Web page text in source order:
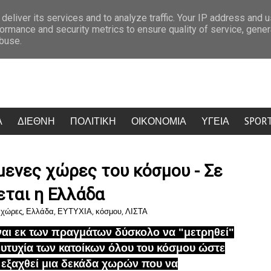
Δύο ακόμη στελέχη αποχωρούν καταγγέλλοντας κλειστό σύστημα
ΔΙΕΘΝΗ ΠΟΛΙΤΙΚΗ ΟΙΚΟΝΟΜΙΑ ΥΓΕΙΑ
χώρες του κόσμου - Σε
η Ελλάδα
χώρες, Ελλάδα, ΕΥΤΥΧΙΑ, κόσμου, ΛΙΣΤΑ
εκ των πραγμάτων δύσκολο να "μετρηθεί"
των κατοίκων όλου του κόσμου ώστε
μια δεκάδα χωρών που να
its services and to analyze traffic. Your IP address and
and security metrics to ensure quality of service,